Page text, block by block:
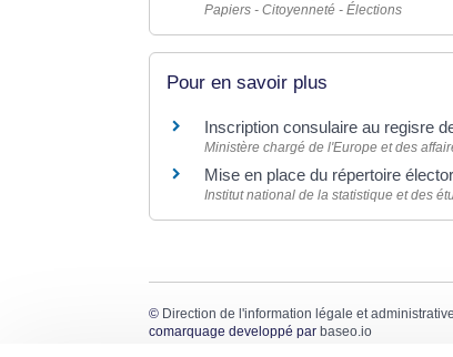
Papiers - Citoyenneté - Élections
Pour en savoir plus
Inscription consulaire au regisre
Ministère chargé de l'Europe et des
Mise en place du répertoire
Institut national de la statistique et des
© Direction de l'information légale et administrative
comarquage developpé par baseo.io